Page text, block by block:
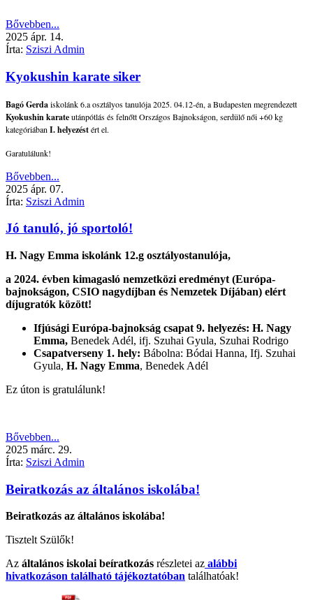
Bővebben...
2025 ápr. 14.
Írta: Sziszi Admin
Kyokushin karate siker
Bagó Gerdaiskolánk 6.a osztályos tanulója 2025. 04.12-én, a Budapesten megrendezett
Kyokushin karateutánpótlás és felnőtt Országos Bajnokságon, serdülő női +60 kg
kategóriában I. helyezéstért el.
Garatulálunk!
Bővebben...
2025 ápr. 07.
Írta: Sziszi Admin
Jó tanuló, jó sportoló!
H. Nagy Emma iskolánk 12.g osztályostanulója,
a 2024. évben kimagasló nemzetközi eredményt (Európa-
bajnokságon, CSIO nagydíjban és Nemzetek Díjában) elért
díjugratók között!
Ifjúsági Európa-bajnokság csapat 9. helyezés: H. Nagy
Emma, Benedek Adél, ifj. Szuhai Gyula, Szuhai Rodrigo
Csapatverseny 1. hely: Bábolna: Bódai Hanna, Ifj. Szuhai
Gyula, H. Nagy Emma, Benedek Adél
Ez úton is gratulálunk!
Bővebben...
2025 márc. 29.
Írta: Sziszi Admin
Beiratkozás az általános iskolába!
Beiratkozás az általános iskolába!
Tisztelt Szülők!
Az általános iskolai beíratkozás részletei az alábbi
hivatkozáson található tájékoztatóban találhatóak!